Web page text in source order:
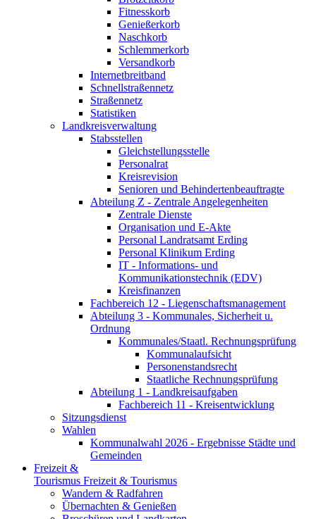
Fitnesskorb
Genießerkorb
Naschkorb
Schlemmerkorb
Versandkorb
Internetbreitband
Schnellstraßennetz
Straßennetz
Statistiken
Landkreisverwaltung
Stabsstellen
Gleichstellungsstelle
Personalrat
Kreisrevision
Senioren und Behindertenbeauftragte
Abteilung Z - Zentrale Angelegenheiten
Zentrale Dienste
Organisation und E-Akte
Personal Landratsamt Erding
Personal Klinikum Erding
IT - Informations- und
Kommunikationstechnik (EDV)
Kreisfinanzen
Fachbereich 12 - Liegenschaftsmanagement
Abteilung 3 - Kommunales, Sicherheit u.
Ordnung
Kommunales/Staatl. Rechnungsprüfung
Kommunalaufsicht
Personenstandsrecht
Staatliche Rechnungsprüfung
Abteilung 1 - Landkreisaufgaben
Fachbereich 11 - Kreisentwicklung
Sitzungsdienst
Wahlen
Kommunalwahl 2026 - Ergebnisse Städte und
Gemeinden
Freizeit &
Tourismus Freizeit & Tourismus
Wandern & Radfahren
Übernachten & Genießen